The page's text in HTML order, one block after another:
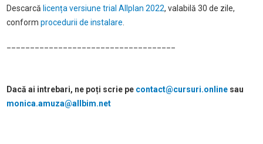
Descarcă licența versiune trial Allplan 2022, valabilă 30 de zile,
conform procedurii de instalare
Dacă ai intrebari, ne poți scrie pe contact@cursuri.onlinesau
monica.amuza@allbim.net